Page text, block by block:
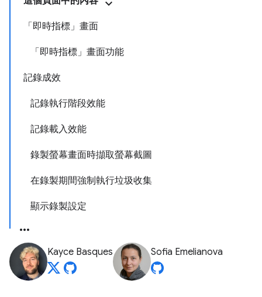
「即時指標」畫面
「即時指標」畫面功能
記錄成效
記錄執行階段效能
記錄載入效能
錄製螢幕畫面時擷取螢幕截圖
在錄製期間強制執行垃圾收集
顯示錄製設定
Kayce Basques Sofia Emelianova